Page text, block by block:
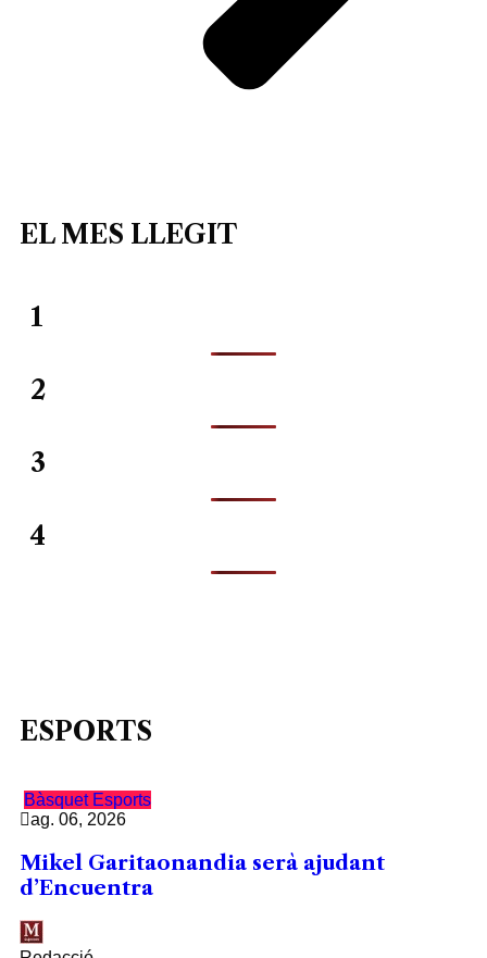
EL MES LLEGIT
1
2
3
4
ESPORTS
Bàsquet Esports
ag. 06, 2026
Mikel Garitaonandia serà ajudant
d’Encuentra